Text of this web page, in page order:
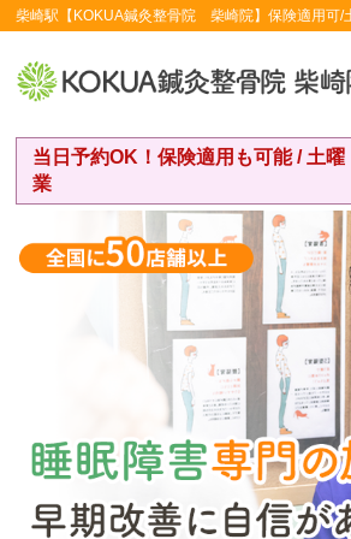
柴崎駅【KOKUA鍼灸整骨院 柴崎院】保険適用可/
当日予約OK！保険適用も可能 / 土
業